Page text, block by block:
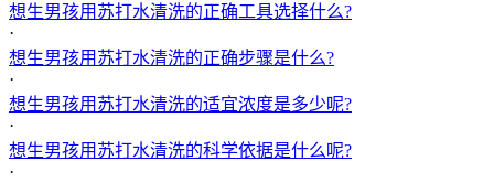
想生男孩用苏打水清洗的正确工具选择什么?
·
想生男孩用苏打水清洗的正确步骤是什么?
·
想生男孩用苏打水清洗的适宜浓度是多少呢?
·
想生男孩用苏打水清洗的科学依据是什么呢?
·